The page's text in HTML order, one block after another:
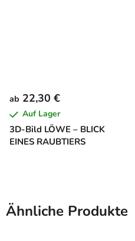
3D-Bild LÖWE – BLICK
EINES RAUBTIERS
ab 22,30 €
Auf Lager
Ähnliche Produkte